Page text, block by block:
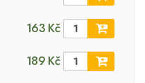
163 Kč
189 Kč